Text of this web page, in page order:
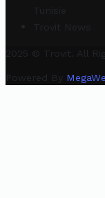
Tunisie
Trovit News
2025 © Trovit. All
Powered By